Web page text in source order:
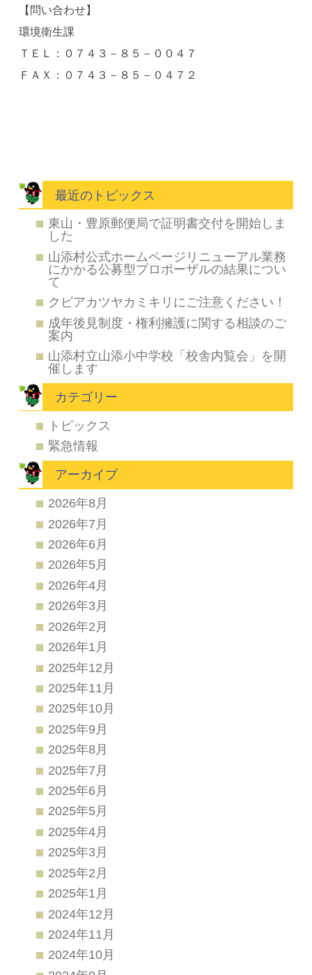
【問い合わせ】
環境衛生課
ＴＥＬ：０７４３－８５－００４７
ＦＡＸ：０７４３－８５－０４７２
最近のトピックス
東山・豊原郵便局で証明書交付を開始しま
した
山添村公式ホームページリニューアル業務
にかかる公募型プロポーザルの結果につい
て
クビアカツヤカミキリにご注意ください！
成年後見制度・権利擁護に関する相談のご
案内
山添村立山添小中学校「校舎内覧会」を開
催します
カテゴリー
トピックス
緊急情報
アーカイブ
2026年8月
2026年7月
2026年6月
2026年5月
2026年4月
2026年3月
2026年2月
2026年1月
2025年12月
2025年11月
2025年10月
2025年9月
2025年8月
2025年7月
2025年6月
2025年5月
2025年4月
2025年3月
2025年2月
2025年1月
2024年12月
2024年11月
2024年10月